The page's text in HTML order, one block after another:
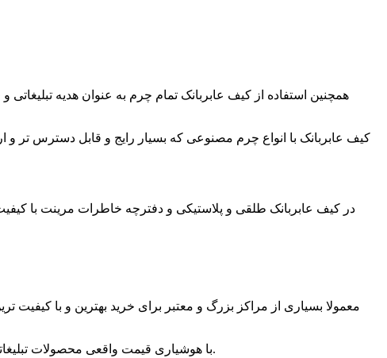
همچنین استفاده از کیف عابربانک تمام چرم به عنوان هدیه
کیف عابربانک با انواع چرم مصنوعی که بسیار رایج و قابل دسترس تر و
در کیف عابربانک طلقی و پلاستیکی و دفترچه خاطرات مرینت با
معمولا بسیاری از مراکز بزرگ و معتبر برای خرید بهترین و با کیفیت
با هوشیاری قیمت واقعی محصولاتهای کاذب بازار را! و در این صورت تیراژ بالا و کیفیت بالا را با قیمت مناسب از آن خود مینمایند.